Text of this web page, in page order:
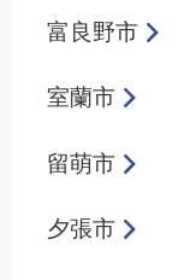
富良野市
室蘭市
留萌市
夕張市